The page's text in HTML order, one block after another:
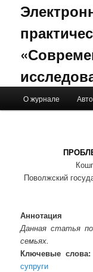
Skip to primary
Skip to secondary
О журнале
Поволжский
Аннотация
Данная статья
семьях.
Ключевые слова:
супруги